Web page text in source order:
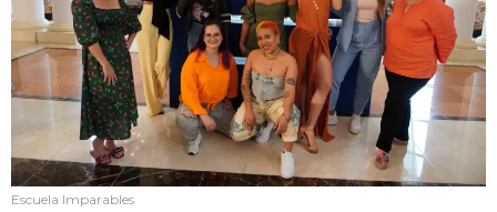
Escuela Imparables